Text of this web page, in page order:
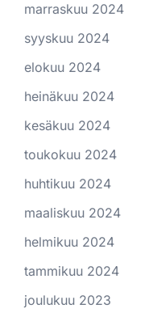
marraskuu 2024
syyskuu 2024
elokuu 2024
heinäkuu 2024
kesäkuu 2024
toukokuu 2024
huhtikuu 2024
maaliskuu 2024
helmikuu 2024
tammikuu 2024
joulukuu 2023